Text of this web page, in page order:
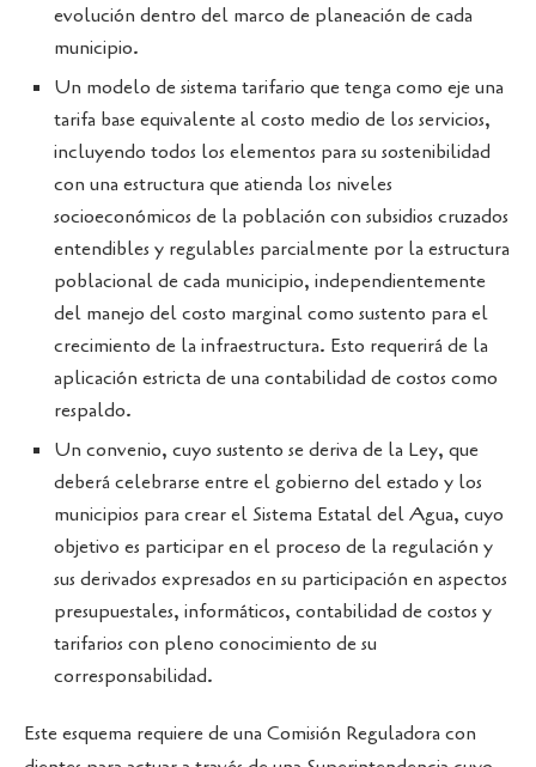
evolución dentro del marco de planeación de cada
municipio.
Un modelo de sistema tarifario que tenga como eje una
tarifa base equivalente al costo medio de los servicios,
incluyendo todos los elementos para su sostenibilidad
con una estructura que atienda los niveles
socioeconómicos de la población con subsidios cruzados
entendibles y regulables parcialmente por la estructura
poblacional de cada municipio, independientemente
del manejo del costo marginal como sustento para el
crecimiento de la infraestructura. Esto requerirá de la
aplicación estricta de una contabilidad de costos como
respaldo.
Un convenio, cuyo sustento se deriva de la Ley, que
deberá celebrarse entre el gobierno del estado y los
municipios para crear el Sistema Estatal del Agua, cuyo
objetivo es participar en el proceso de la regulación y
sus derivados expresados en su participación en aspectos
presupuestales, informáticos, contabilidad de costos y
tarifarios con pleno conocimiento de su
corresponsabilidad.
Este esquema requiere de una Comisión Reguladora con